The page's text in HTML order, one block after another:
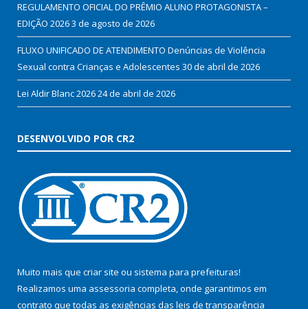
REGULAMENTO OFICIAL DO PRÊMIO ALUNO PROTAGONISTA –
EDIÇÃO 20263 de agosto de 2026
FLUXO UNIFICADO DE ATENDIMENTO Denúncias de Violência
Sexual contra Crianças e Adolescentes 30 de abril de 2026
Lei Aldir Blanc 202624 de abril de 2026
DESENVOLVIDO POR CR2
Muito mais que criar site ou sistema para prefeituras!
Realizamos uma assessoria completa, onde garantimos em
contrato que todas as exigências das leis de transparência